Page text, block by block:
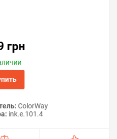
грн
ColorWay
ink.e.101.4